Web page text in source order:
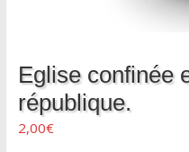
Eglise confinée
république.
2,00€